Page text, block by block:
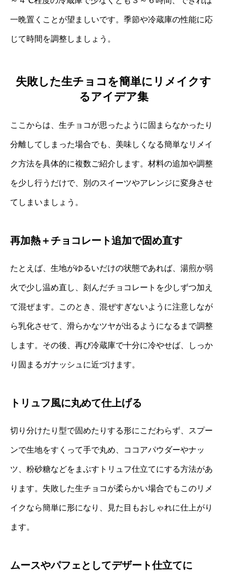
一晩置くことが望ましいです。季節や冷蔵庫の性能に応
じて時間を調整しましょう。
失敗した生チョコを簡単にリメイクす
るアイデア集
ここからは、生チョコが思ったように固まらなかったり
分離してしまった場合でも、美味しくなる簡単なリメイ
ク方法を具体的に複数ご紹介します。材料の追加や調整
を少し行うだけで、別のスイーツやアレンジに変身させ
てしまいましょう。
再加熱＋チョコレート追加で固め直す
たとえば、生地がゆるいだけの状態であれば、湯煎か弱
火で少し温め直し、刻んだチョコレートを少しずつ加え
て混ぜます。このとき、混ぜすぎないように注意しなが
ら乳化させて、滑らかなツヤが出るようになるまで調整
します。その後、再び冷蔵庫で十分に冷やせば、しっか
り固まるガナッシュに近づけます。
トリュフ風に丸めて仕上げる
切り分けたり型で固めたりする形にこだわらず、スプー
ンで生地をすくって手で丸め、ココアパウダーやナッ
ツ、粉砂糖などをまぶすトリュフ仕立てにする方法があ
ります。失敗した生チョコが柔らかい場合でもこのリメ
イクなら簡単に形になり、見た目もおしゃれに仕上がり
ます。
ムースやパフェとしてデザート仕立てに